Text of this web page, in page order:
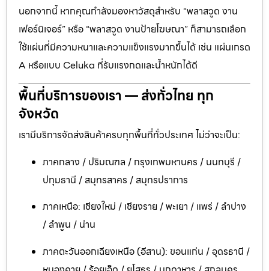
นอกจากนี้ หากคุณกำลังมองหาวัสดุสำหรับ “พลาสวูด งาน
เฟอร์นิเจอร์” หรือ “พลาสวูด งานป้ายโฆษณา” ก็สามารถเลือก
ใช้แผ่นที่มีความหนาและความแข็งแรงมากขึ้นได้ เช่น แผ่นเกรด
A หรือแบบ Celuka ที่รับแรงกดและน้ำหนักได้ดี
พื้นที่บริการของเรา — ส่งทั่วไทย ทุก
จังหวัด
เรามีบริการจัดส่งสินค้าครบทุกพื้นที่ทั่วประเทศ ไม่ว่าจะเป็น:
ภาคกลาง / ปริมณฑล / กรุงเทพมหานคร / นนทบุรี /
ปทุมธานี / สมุทรสาคร / สมุทรปราการ
ภาคเหนือ: เชียงใหม่ / เชียงราย / พะเยา / แพร่ / ลำปาง
/ ลำพูน / น่าน
ภาคตะวันออกเฉียงเหนือ (อีสาน): ขอนแก่น / อุดรธานี /